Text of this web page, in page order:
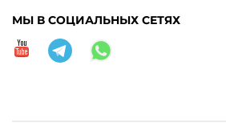
МЫ В СОЦИАЛЬНЫХ СЕТЯХ